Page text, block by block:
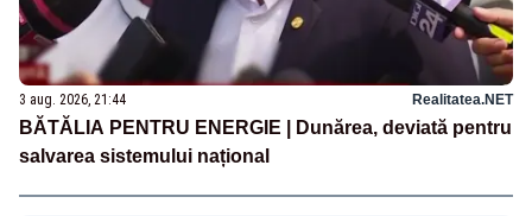
3 aug. 2026, 21:44 Realitatea.NET
BĂTĂLIA PENTRU ENERGIE | Dunărea, deviată pentru
salvarea sistemului național